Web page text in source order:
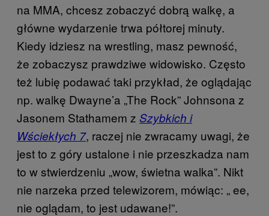
na MMA, chcesz zobaczyć dobrą walkę, a
główne wydarzenie trwa półtorej minuty.
Kiedy idziesz na wrestling, masz pewność,
że zobaczysz prawdziwe widowisko. Często
też lubię podawać taki przykład, że oglądając
np. walkę Dwayne’a „The Rock” Johnsona z
Jasonem Stathamem z Szybkich i
Wściekłych 7, raczej nie zwracamy uwagi, że
jest to z góry ustalone i nie przeszkadza nam
to w stwierdzeniu „wow, świetna walka”. Nikt
nie narzeka przed telewizorem, mówiąc: „ ee,
nie oglądam, to jest udawane!”.